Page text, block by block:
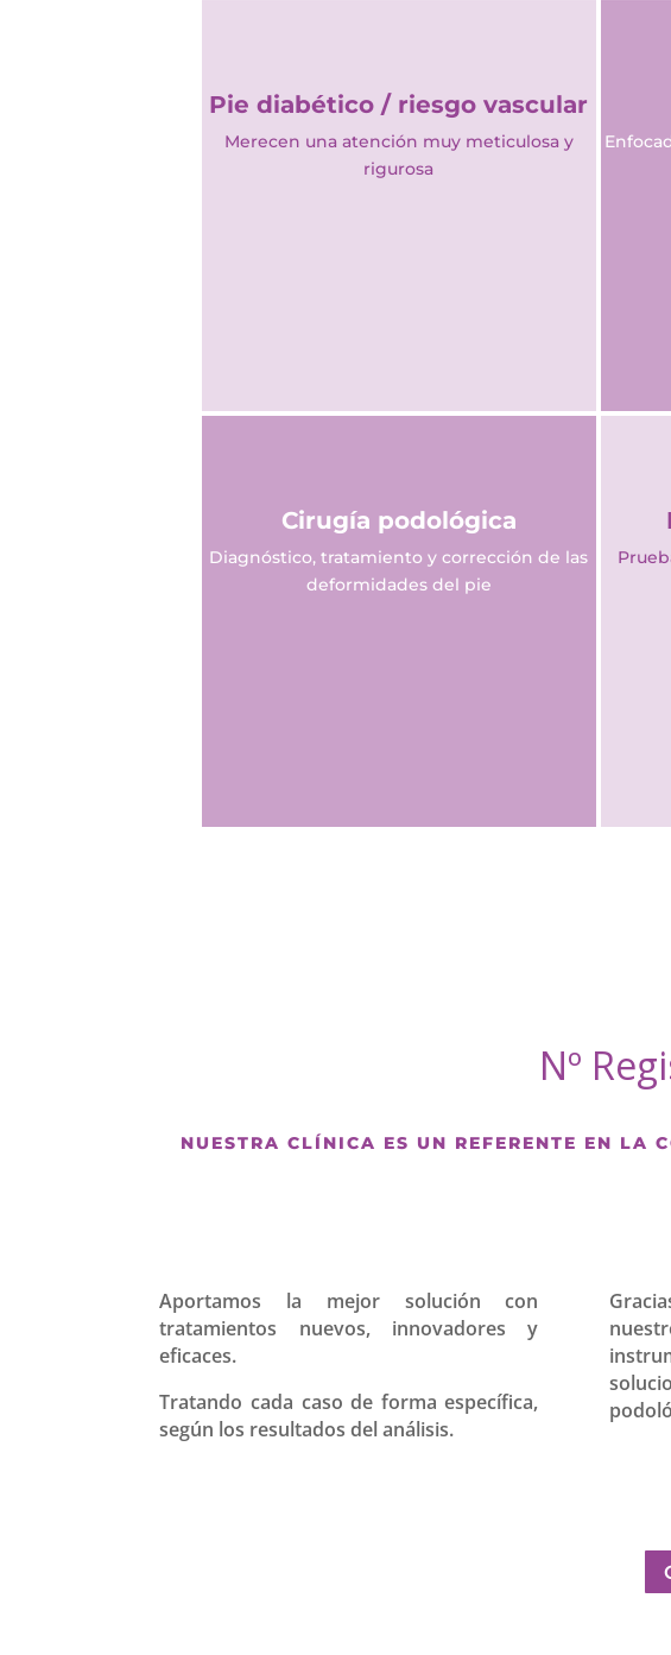
Pie diabético / riesgo vascular
Merecen una atención muy meticulosa y
rigurosa
Cirugía podológica
Diagnóstico, tratamiento y corrección de las
deformidades del pie
Nº
NUESTRA CLÍNICA ES UN REFERENTE EN LA
Aportamos la mejor solución con
tratamientos nuevos, innovadores y
eficaces.
Tratando cada caso de forma específica,
según los resultados del análisis.